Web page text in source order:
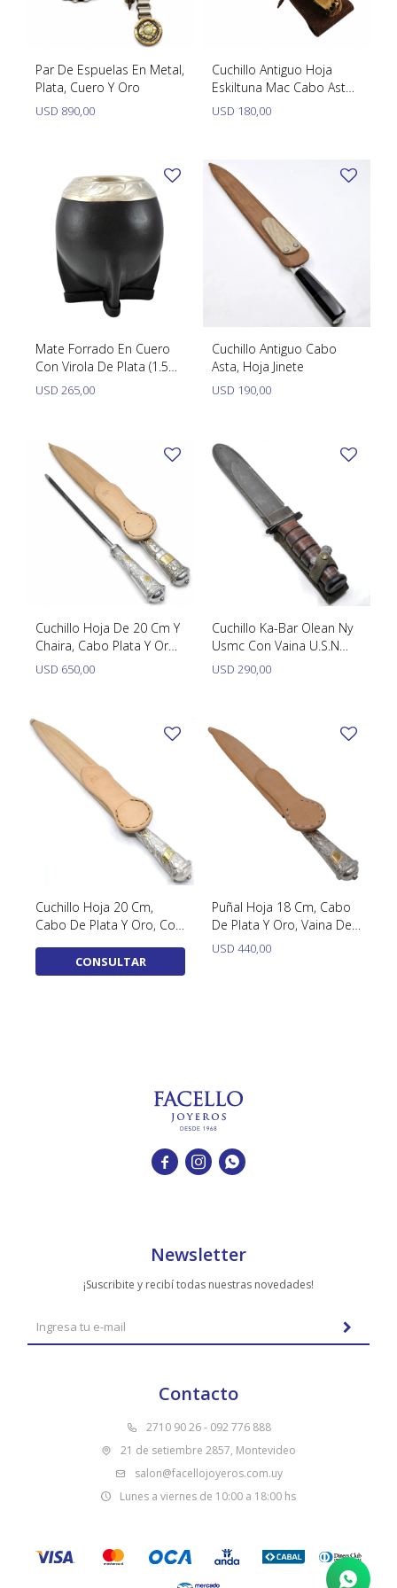
Par De Espuelas En Metal,
Plata, Cuero Y Oro
USD 890,00
Cuchillo Antiguo Hoja
Eskiltuna Mac Cabo Asta
Ciervo. Hoja 18 Cm
USD 180,00
Mate Forrado En Cuero
Con Virola De Plata (1.5
C/Pie)
USD 265,00
Cuchillo Antiguo Cabo
Asta, Hoja Jinete
USD 190,00
Cuchillo Hoja De 20 Cm Y
Chaira, Cabo Plata Y Oro,
Vaina De Cuero
USD 650,00
Cuchillo Ka-Bar Olean Ny
Usmc Con Vaina U.S.N
Mk2 Nord-8114
USD 290,00
Cuchillo Hoja 20 Cm,
Cabo De Plata Y Oro, Con
CONSULTAR
Puñal Hoja 18 Cm, Cabo
De Plata Y Oro, Vaina De
Cuero
USD 440,00
  
Contacto
2710 90 26 - 092 776 888
21 de setiembre 2857, Montevideo
salon@facellojoyeros.com.uy
Lunes a viernes de 10:00 a 18:00 hs
Newsletter
¡Suscribite y recibí todas nuestras novedades!
Caravanas perlas
Pulseras
CARTIER
CHOPARD
LONGINES
MOVADO
OTRAS MARCAS RELOJES
TAG HEUER